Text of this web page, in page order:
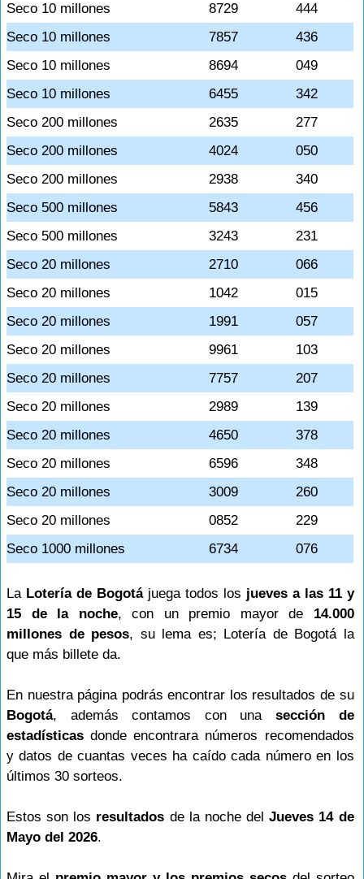
Seco 10 millones
8729
444
Seco 10 millones
7857
436
Seco 10 millones
8694
049
Seco 10 millones
6455
342
Seco 200 millones
2635
277
Seco 200 millones
4024
050
Seco 200 millones
2938
340
Seco 500 millones
5843
456
Seco 500 millones
3243
231
Seco 20 millones
2710
066
Seco 20 millones
1042
015
Seco 20 millones
1991
057
Seco 20 millones
9961
103
Seco 20 millones
7757
207
Seco 20 millones
2989
139
Seco 20 millones
4650
378
Seco 20 millones
6596
348
Seco 20 millones
3009
260
Seco 20 millones
0852
229
Seco 1000 millones
6734 076
La Lotería de Bogotájuega todos los jueves a las 11 y
15 de la noche, con un premio mayor de 14.000
millones de pesos, su lema es; Lotería de Bogotá la
que más billete da.
En nuestra página podrás encontrar los resultados de su
Bogotá, además contamos con una sección de
estadísticas donde encontrara números recomendados
y datos de cuantas veces ha caído cada número en los
últimos 30 sorteos.
Estos son los resultados de la noche delJueves 14 de
Mayo del 2026.